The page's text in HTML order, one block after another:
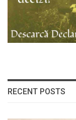
RECENT POSTS